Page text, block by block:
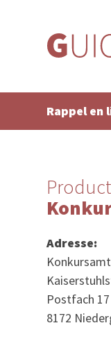
Rappel en
Adresse:
Postfach 17
8172